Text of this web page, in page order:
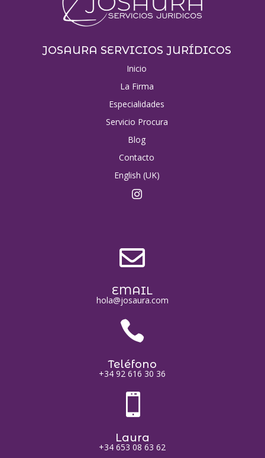
JOSAURA SERVICIOS JURÍDICOS
Inicio
La Firma
Especialidades
Servicio Procura
Blog
Contacto
English (UK)

EMAIL
hola@josaura.com

Teléfono
+34 92 616 30 36

Laura
+34 653 08 63 62